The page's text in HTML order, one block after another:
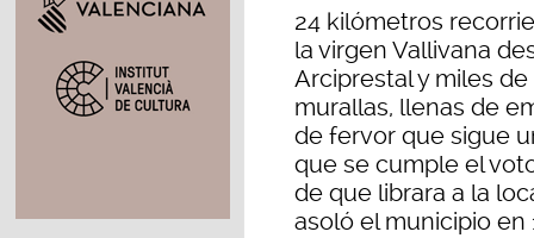
24 kilómetros
la virgen Vallivana
Arciprestal y miles
murallas, llenas de
de fervor que sigue
que se cumple el
de que librara a la
asoló el municipio en